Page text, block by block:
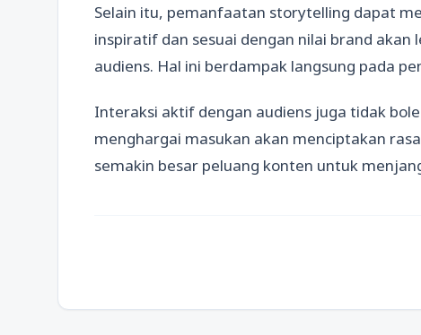
Selain itu, pemanfaatan storytelling dapat
inspiratif dan sesuai dengan nilai brand
audiens. Hal ini berdampak langsung pada
Interaksi aktif dengan audiens juga tidak
menghargai masukan akan menciptakan
semakin besar peluang konten untuk